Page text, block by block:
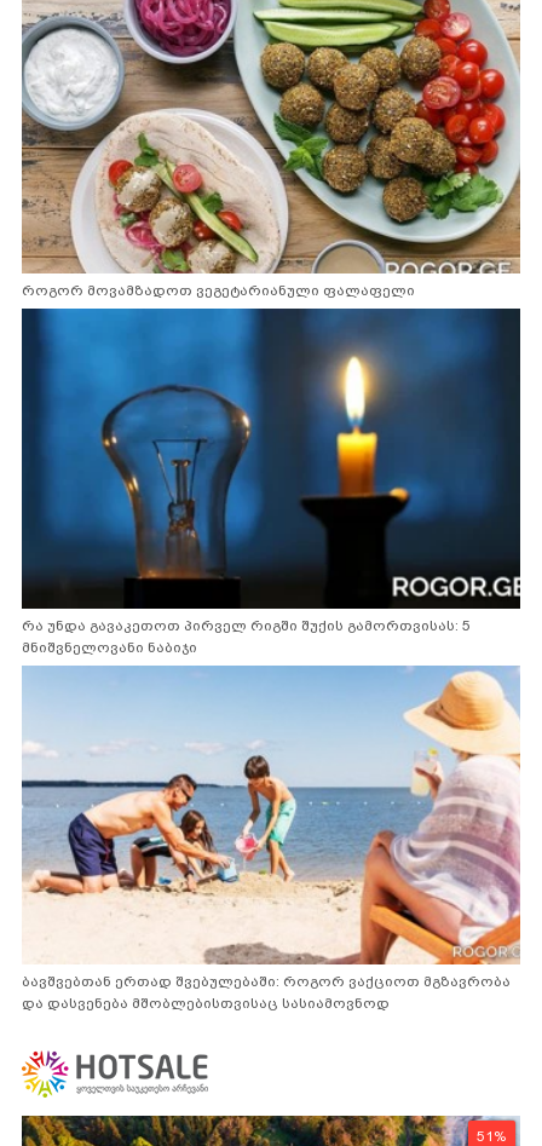
როგორ მოვამზადოთ ვეგეტარიანული ფალაფელი
რა უნდა გავაკეთოთ პირველ რიგში შუქის გამორთვისას: 5
მნიშვნელოვანი ნაბიჯი
ბავშვებთან ერთად შვებულებაში: როგორ ვაქციოთ მგზავრობა
და დასვენება მშობლებისთვისაც სასიამოვნოდ
51%